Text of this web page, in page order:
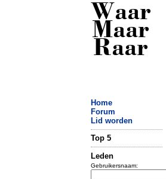
Waar
Maar
Raar
Home
Forum
Lid worden
Top 5
Leden
Gebruikersnaam: